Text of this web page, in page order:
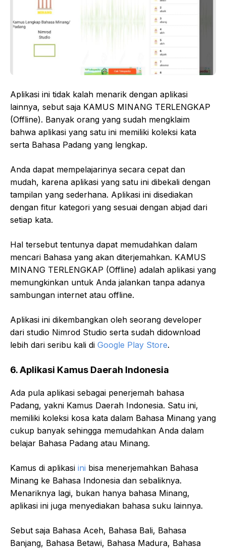
Aplikasi ini tidak kalah menarik dengan aplikasi
lainnya, sebut saja KAMUS MINANG TERLENGKAP
(Offline). Banyak orang yang sudah mengklaim
bahwa aplikasi yang satu ini memiliki koleksi kata
serta Bahasa Padang yang lengkap.
Anda dapat mempelajarinya secara cepat dan
mudah, karena aplikasi yang satu ini dibekali dengan
tampilan yang sederhana. Aplikasi ini disediakan
dengan fitur kategori yang sesuai dengan abjad dari
setiap kata.
Hal tersebut tentunya dapat memudahkan dalam
mencari Bahasa yang akan diterjemahkan. KAMUS
MINANG TERLENGKAP (Offline) adalah aplikasi yang
memungkinkan untuk Anda jalankan tanpa adanya
sambungan internet atau offline.
Aplikasi ini dikembangkan oleh seorang developer
dari studio Nimrod Studio serta sudah didownload
lebih dari seribu kali di Google Play Store.
6. Aplikasi Kamus Daerah Indonesia
Ada pula aplikasi sebagai penerjemah bahasa
Padang, yakni Kamus Daerah Indonesia. Satu ini,
memiliki koleksi kosa kata dalam Bahasa Minang yang
cukup banyak sehingga memudahkan Anda dalam
belajar Bahasa Padang atau Minang.
Kamus di aplikasi ini bisa menerjemahkan Bahasa
Minang ke Bahasa Indonesia dan sebaliknya.
Menariknya lagi, bukan hanya bahasa Minang,
aplikasi ini juga menyediakan bahasa suku lainnya.
Sebut saja Bahasa Aceh, Bahasa Bali, Bahasa
Banjang, Bahasa Betawi, Bahasa Madura, Bahasa